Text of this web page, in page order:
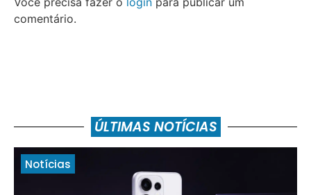
comentário.
ÚLTIMAS NOTÍCIAS
Notícias